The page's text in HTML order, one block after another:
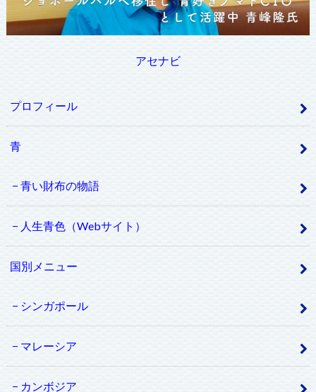
アセナビ
プロフィール
青
青い財布の物語
人生青色（Webサイト）
国別メニュー
シンガポール
マレーシア
カンボジア